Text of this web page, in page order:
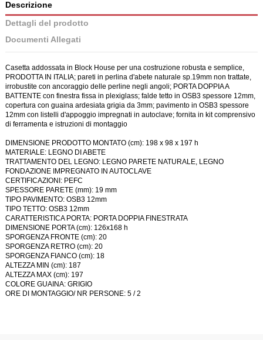
Descrizione
Dettagli del prodotto
Documenti Allegati
Casetta addossata in Block House per una costruzione robusta e semplice,
PRODOTTA IN ITALIA; pareti in perlina d'abete naturale sp.19mm non trattate,
irrobustite con ancoraggio delle perline negli angoli; PORTA DOPPIA A
BATTENTE con finestra fissa in plexiglass; falde tetto in OSB3 spessore 12mm,
copertura con guaina ardesiata grigia da 3mm; pavimento in OSB3 spessore
12mm con listelli d'appoggio impregnati in autoclave; fornita in kit comprensivo
di ferramenta e istruzioni di montaggio
DIMENSIONE PRODOTTO MONTATO (cm): 198 x 98 x 197 h
MATERIALE: LEGNO DI ABETE
TRATTAMENTO DEL LEGNO: LEGNO PARETE NATURALE, LEGNO
FONDAZIONE IMPREGNATO IN AUTOCLAVE
CERTIFICAZIONI: PEFC
SPESSORE PARETE (mm): 19 mm
TIPO PAVIMENTO: OSB3 12mm
TIPO TETTO: OSB3 12mm
CARATTERISTICA PORTA: PORTA DOPPIA FINESTRATA
DIMENSIONE PORTA (cm): 126x168 h
SPORGENZA FRONTE (cm): 20
SPORGENZA RETRO (cm): 20
SPORGENZA FIANCO (cm): 18
ALTEZZA MIN (cm): 187
ALTEZZA MAX (cm): 197
COLORE GUAINA: GRIGIO
ORE DI MONTAGGIO/ NR PERSONE: 5 / 2